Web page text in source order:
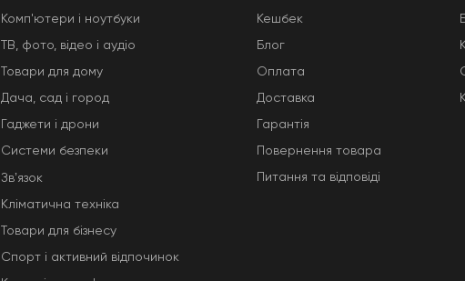
Комп'ютери і ноутбуки
ТВ, фото, відео і аудіо
Товари для дому
Дача, сад і город
Гаджети і дрони
Системи безпеки
Звʼязок
Кліматична техніка
Товари для бізнесу
Спорт і активний відпочинок
Кешбек
Блог
Оплата
Доставка
Гарантія
Повернення товара
Питання та відповіді